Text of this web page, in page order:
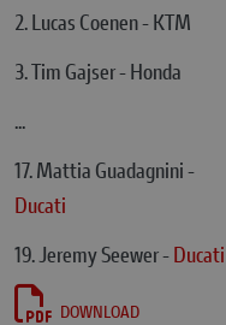
2. Lucas Coenen - KTM
3. Tim Gajser - Honda
...
17. Mattia Guadagnini -
Ducati
19. Jeremy Seewer -Ducati
DOWNLOAD